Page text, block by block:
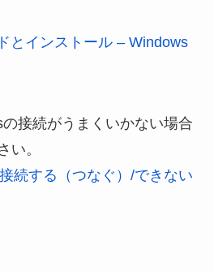
とインストール – Windows
接続がうまくいかない場合
い。
続する（つなぐ）/できない